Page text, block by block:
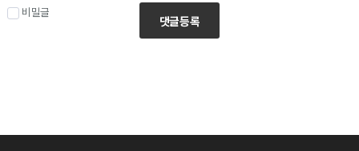
비밀글
댓글등록